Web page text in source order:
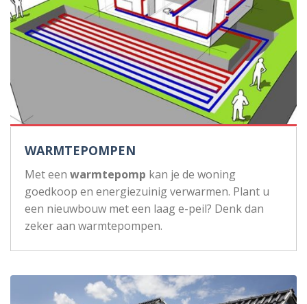
WARMTEPOMPEN
Met een warmtepomp kan je de woning
goedkoop en energiezuinig verwarmen. Plant u
een nieuwbouw met een laag e-peil? Denk dan
zeker aan warmtepompen.